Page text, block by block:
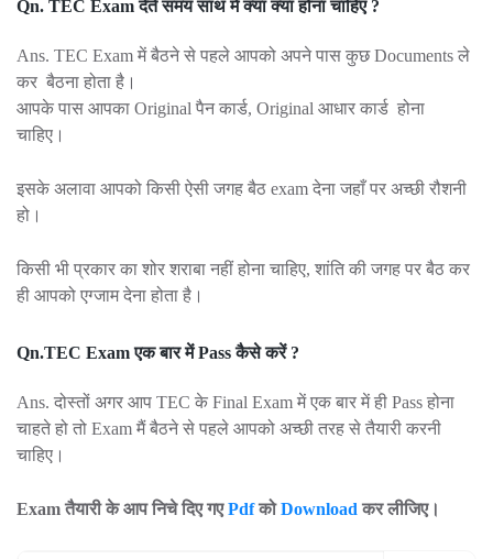
Qn. TEC Exam देते समय साथ में क्या क्या होना चाहिए ?
Ans. TEC Exam में बैठने से पहले आपको अपने पास कुछ Documents ले
कर बैठना होता है।
आपके पास आपका Original पैन कार्ड, Original आधार कार्ड होना
चाहिए।
इसके अलावा आपको किसी ऐसी जगह बैठ exam देना जहाँ पर अच्छी रौशनी
हो।
किसी भी प्रकार का शोर शराबा नहीं होना चाहिए, शांति की जगह पर बैठ कर
ही आपको एग्जाम देना होता है।
Qn.TEC Exam एक बार में Pass कैसे करें ?
Ans. दोस्तों अगर आप TEC के Final Exam में एक बार में ही Pass होना
चाहते हो तो Exam मैं बैठने से पहले आपको अच्छी तरह से तैयारी करनी
चाहिए।
Exam तैयारी के आप निचे दिए गएPdfकोDownloadकर लीजिए।